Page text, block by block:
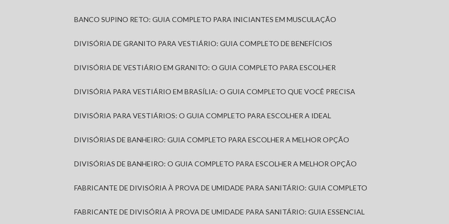
BANCO SUPINO RETO: GUIA COMPLETO PARA INICIANTES EM MUSCULAÇÃO
DIVISÓRIA DE GRANITO PARA VESTIÁRIO: GUIA COMPLETO DE BENEFÍCIOS
DIVISÓRIA DE VESTIÁRIO EM GRANITO: O GUIA COMPLETO PARA ESCOLHER
DIVISÓRIA PARA VESTIÁRIO EM BRASÍLIA: O GUIA COMPLETO QUE VOCÊ PRECISA
DIVISÓRIA PARA VESTIÁRIOS: O GUIA COMPLETO PARA ESCOLHER A IDEAL
DIVISÓRIAS DE BANHEIRO: GUIA COMPLETO PARA ESCOLHER A MELHOR OPÇÃO
DIVISÓRIAS DE BANHEIRO: O GUIA COMPLETO PARA ESCOLHER A MELHOR OPÇÃO
FABRICANTE DE DIVISÓRIA À PROVA DE UMIDADE PARA SANITÁRIO: GUIA COMPLETO
FABRICANTE DE DIVISÓRIA À PROVA DE UMIDADE PARA SANITÁRIO: GUIA ESSENCIAL